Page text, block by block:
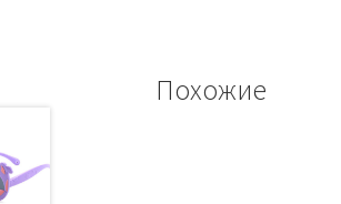
Похожие